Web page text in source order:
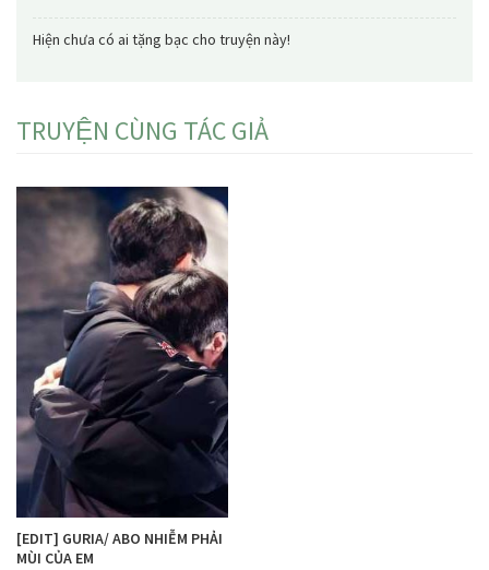
Hiện chưa có ai tặng bạc cho truyện này!
TRUYỆN CÙNG TÁC GIẢ
[EDIT] GURIA/ ABO NHIỄM PHẢI
MÙI CỦA EM